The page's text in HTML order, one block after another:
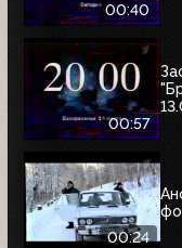
00:40
00:57
00:24